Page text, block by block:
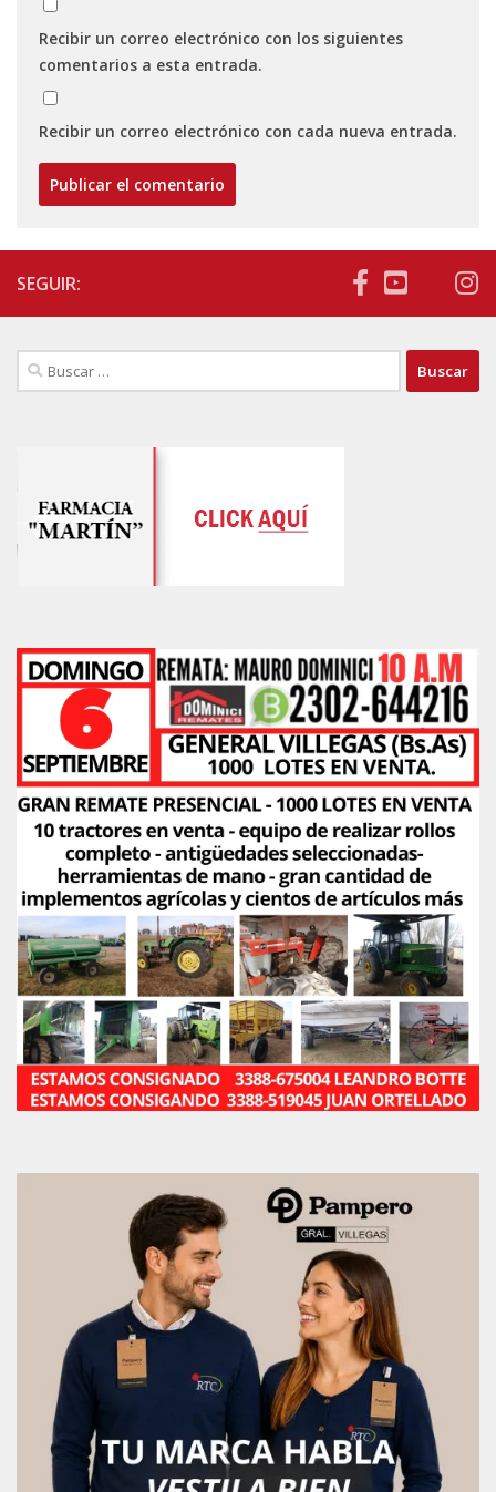
Recibir un correo electrónico con los siguientes
comentarios a esta entrada.
Recibir un correo electrónico con cada nueva entrada.
SEGUIR:
Buscar: